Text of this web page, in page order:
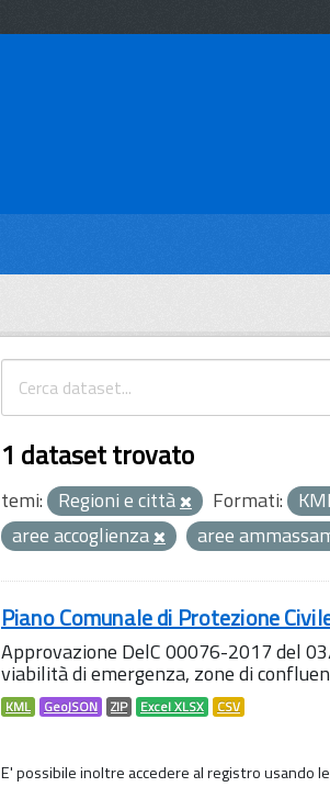
1 dataset trovato
temi: Regioni e città Formati:
aree accoglienza
aree
Piano Comunale di Protezione
Approvazione DelC 00076-2017 del
viabilità di emergenza, zone di
KML GeoJSON ZIP Excel XLSX CSV
E' possibile inoltre accedere al registro usando le